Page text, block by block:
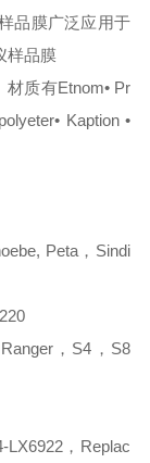
品膜广泛应用于
样品膜
材质有Etnom• Pr
Kaption •
Peta，Sindi
，S4，S8
LX6922，Replac